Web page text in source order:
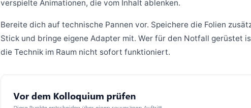
verspielte Animationen, die vom Inhalt ablenken.
Bereite dich auf technische Pannen vor. Speichere die Folien
Stick und bringe eigene Adapter mit. Wer für den Notfall gerüstet
die Technik im Raum nicht sofort funktioniert.